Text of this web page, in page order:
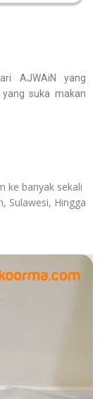
AJWAiN yang
suka makan
ke banyak sekali
Sulawesi, Hingga